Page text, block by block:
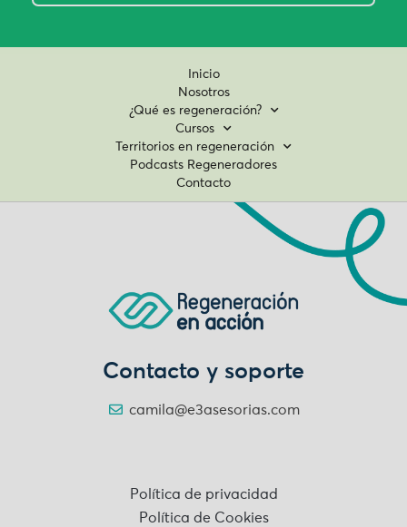
Inicio
Nosotros
¿Qué es regeneración?
Cursos
Territorios en regeneración
Podcasts Regeneradores
Contacto
Contacto y soporte
camila@e3asesorias.com
Política de privacidad
Política de Cookies